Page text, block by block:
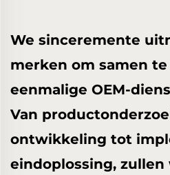
We sinceremente
merken om samen
eenmalige OEM-
Van
ontwikkeling tot
eindoplossing, zullen